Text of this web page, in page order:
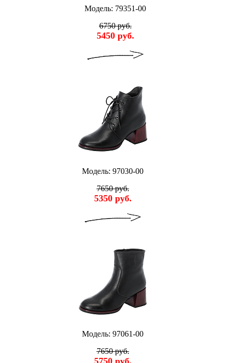
Модель: 79351-00
6750 руб.
5450 руб.
Модель: 97030-00
7650 руб.
5350 руб.
Модель: 97061-00
7650 руб.
5750 руб.